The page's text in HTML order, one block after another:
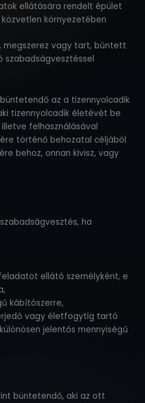
ellátására rendelt épület
környezetében
vagy tart, bűntett
az a tizennyolcadik
tizennyolcadik életévét be
felhasználásával
történő behozatal céljából
behoz, onnan kivisz, vagy
ha
ellátó személyként, e
kábítószerre,
vagy életfogytig tartó
jelentős mennyiségű
büntetendő, aki az ott